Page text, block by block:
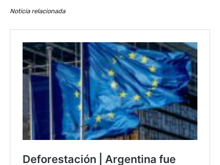
Noticia relacionada